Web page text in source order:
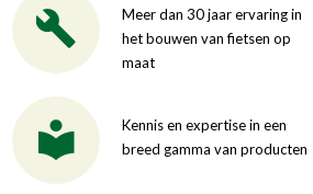
Meer dan 30 jaar ervaring in
het bouwen van fietsen op
maat
Kennis en expertise in een
breed gamma van producten